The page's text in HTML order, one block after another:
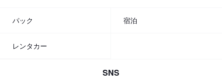
パック 宿泊
レンタカー
SNS